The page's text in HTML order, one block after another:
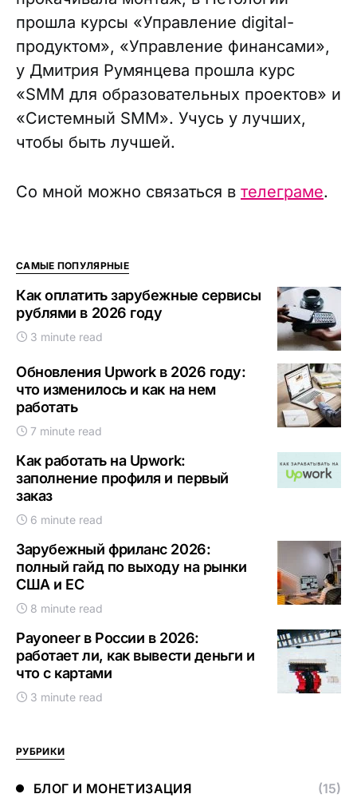
прошла курсы «Управление digital-
продуктом», «Управление финансами»,
у Дмитрия Румянцева прошла курс
«SMM для образовательных проектов» и
«Системный SMM». Учусь у лучших,
чтобы быть лучшей.
Со мной можно связаться в телеграме.
САМЫЕ ПОПУЛЯРНЫЕ
Как оплатить зарубежные сервисы
рублями в 2026 году
3 minute read
Обновления Upwork в 2026 году:
что изменилось и как на нем
работать
7 minute read
Как работать на Upwork:
заполнение профиля и первый
заказ
6 minute read
Зарубежный фриланс 2026:
полный гайд по выходу на рынки
США и ЕС
8 minute read
Payoneer в России в 2026:
работает ли, как вывести деньги и
что с картами
3 minute read
РУБРИКИ
БЛОГ И МОНЕТИЗАЦИЯ
(15)